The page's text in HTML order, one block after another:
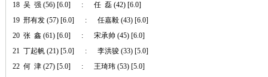
18 吴 强 (56) [6.0] : 任 磊 (42) [6.0]
19 邢有发 (57) [6.0] : 任嘉毅 (43) [6.0]
20 张 鑫 (61) [6.0] : 宋承帅 (45) [6.0]
21 丁起帆 (21) [5.0] : 李洪骏 (33) [5.0]
22 何 津 (27) [5.0] : 王琦玮 (53) [5.0]